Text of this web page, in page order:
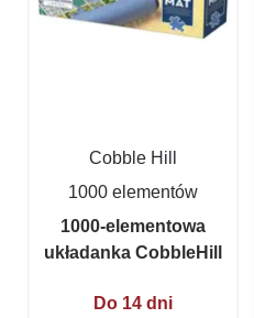
Cobble Hill
1000 elementów
1000-elementowa
układanka CobbleHill
Do 14 dni